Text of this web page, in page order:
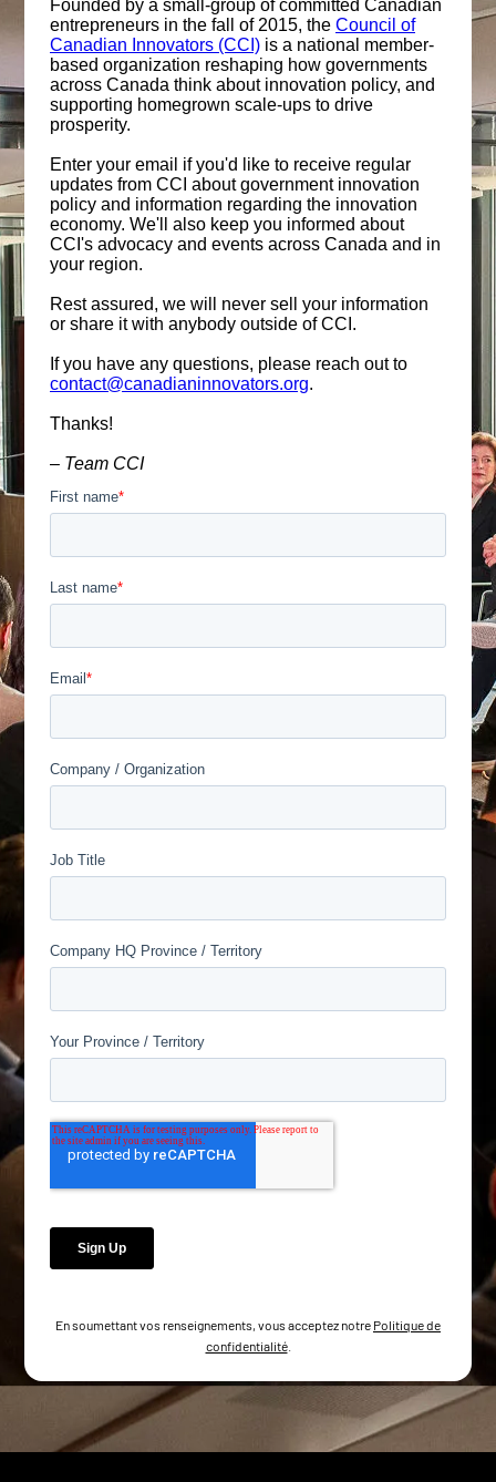
En soumettant vos renseignements, vous acceptez notre Politique de
confidentialité.